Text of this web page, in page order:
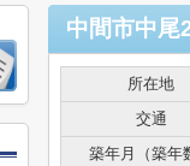
中間市中尾
所在地
交通
築年月（築年